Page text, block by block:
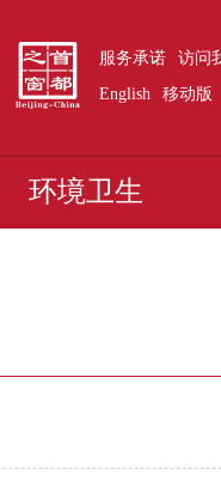
服务承诺 访问
English
移动版
环境卫生